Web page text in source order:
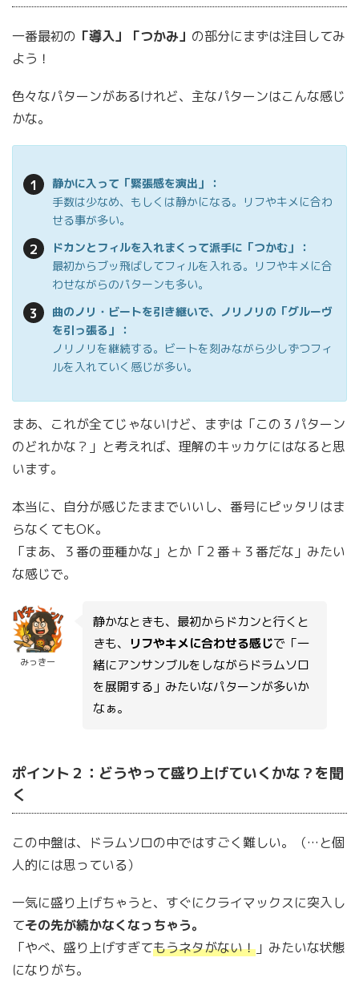
一番最初の 「導入」「つかみ」 の部分にまずは注目してみ
よう！
色々なパターンがあるけれど、主なパターンはこんな感じ
かな。
静かに入って「緊張感を演出」：
手数は少なめ、もしくは静かになる。リフやキメに合わ
せる事が多い。
ドカンとフィルを入れまくって派手に「つかむ」：
最初からブッ飛ばしてフィルを入れる。リフやキメに合
わせながらのパターンも多い。
曲のノリ・ビートを引き継いで、ノリノリの「グルーヴ
を引っ張る」：
ノリノリを継続する。ビートを刻みながら少しずつフィ
ルを入れていく感じが多い。
まあ、これが全てじゃないけど、まずは「この３パターン
のどれかな？」と考えれば、理解のキッカケにはなると思
います。
本当に、自分が感じたままでいいし、番号にピッタリはま
らなくてもOK。
「まあ、３番の亜種かな」とか「２番＋３番だな」みたい
な感じで。
みっきー
静かなときも、最初からドカンと行くと
きも、
リフやキメに合わせる感じで「一
緒にアンサンブルをしながらドラムソロ
を展開する」みたいなパターンが多いか
なぁ。
ポイント２：どうやって盛り上げていくかな？を聞
く
この中盤は、ドラムソロの中ではすごく難しい。（…と個
人的には思っている）
一気に盛り上げちゃうと、すぐにクライマックスに突入し
てその先が続かなくなっちゃう。
「やべ、盛り上げすぎてもうネタがない！ 」みたいな状態
になりがち。